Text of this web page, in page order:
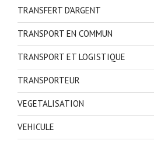
TRANSFERT D'ARGENT
TRANSPORT EN COMMUN
TRANSPORT ET LOGISTIQUE
TRANSPORTEUR
VEGETALISATION
VEHICULE